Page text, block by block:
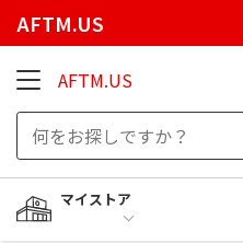
AFTM.US
AFTM.US
マイストア